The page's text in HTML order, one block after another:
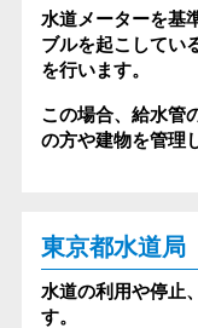
水道メーターを基
ブルを起こしてい
を行います。
この場合、給水管
の方や建物を管理
東京都水道
水道の利用や停止
す。